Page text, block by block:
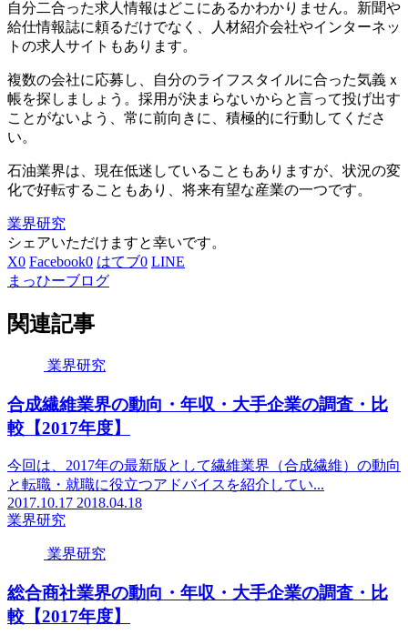
自分二合った求人情報はどこにあるかわかりません。新聞や
給仕情報誌に頼るだけでなく、人材紹介会社やインターネッ
トの求人サイトもあります。
複数の会社に応募し、自分のライフスタイルに合った気義ｘ
帳を探しましょう。採用が決まらないからと言って投げ出す
ことがないよう、常に前向きに、積極的に行動してくださ
い。
石油業界は、現在低迷していることもありますが、状況の変
化で好転することもあり、将来有望な産業の一つです。
業界研究
シェアいただけますと幸いです。
X0 Facebook0 はてブ0 LINE
まっひーブログ
関連記事
業界研究
合成繊維業界の動向・年収・大手企業の調査・比
較【2017年度】
今回は、2017年の最新版として繊維業界（合成繊維）の動向
と転職・就職に役立つアドバイスを紹介してい...
2017.10.17 2018.04.18
業界研究
業界研究
総合商社業界の動向・年収・大手企業の調査・比
較【2017年度】